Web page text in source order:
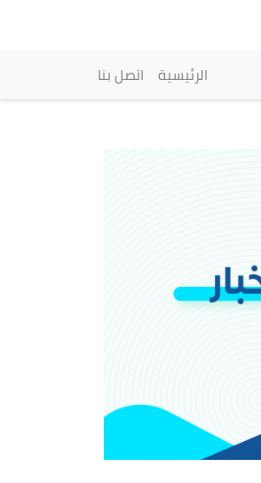
principale
الرئيسية اتصل بنا